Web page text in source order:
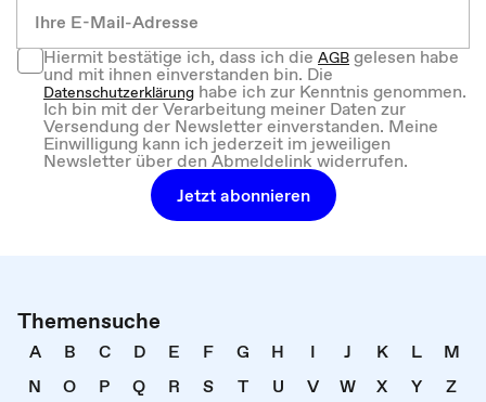
Hiermit bestätige ich, dass ich dieAGBgelesen habe
und mit ihnen einverstanden bin. Die
Datenschutzerklärung habe ich zur Kenntnis genommen.
Ich bin mit der Verarbeitung meiner Daten zur
Versendung der Newsletter einverstanden. Meine
Einwilligung kann ich jederzeit im jeweiligen
Newsletter über den Abmeldelink widerrufen.
Jetzt abonnieren
Themensuche
A B C D E F G H I J K L
M
N
O P Q R S T U V W X Y
Z